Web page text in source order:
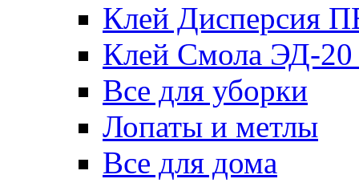
Клей Дисперсия
Клей Смола ЭД-20
Все для уборки
Лопаты и метлы
Все для дома